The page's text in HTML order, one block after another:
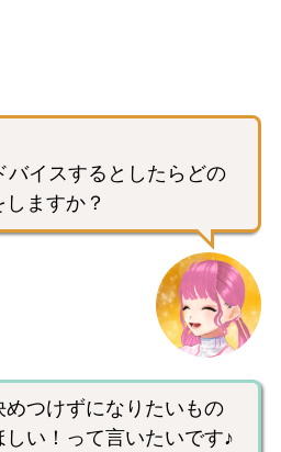
バイスするとしたらどの
ますか？
めつけずになりたいもの
い！って言いたいです♪